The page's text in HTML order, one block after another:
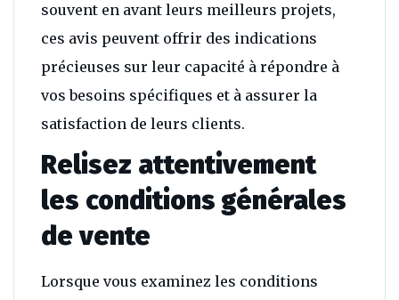
souvent en avant leurs meilleurs projets,
ces avis peuvent offrir des indications
précieuses sur leur capacité à répondre à
vos besoins spécifiques et à assurer la
satisfaction de leurs clients.
Relisez attentivement
les conditions générales
de vente
Lorsque vous examinez les conditions